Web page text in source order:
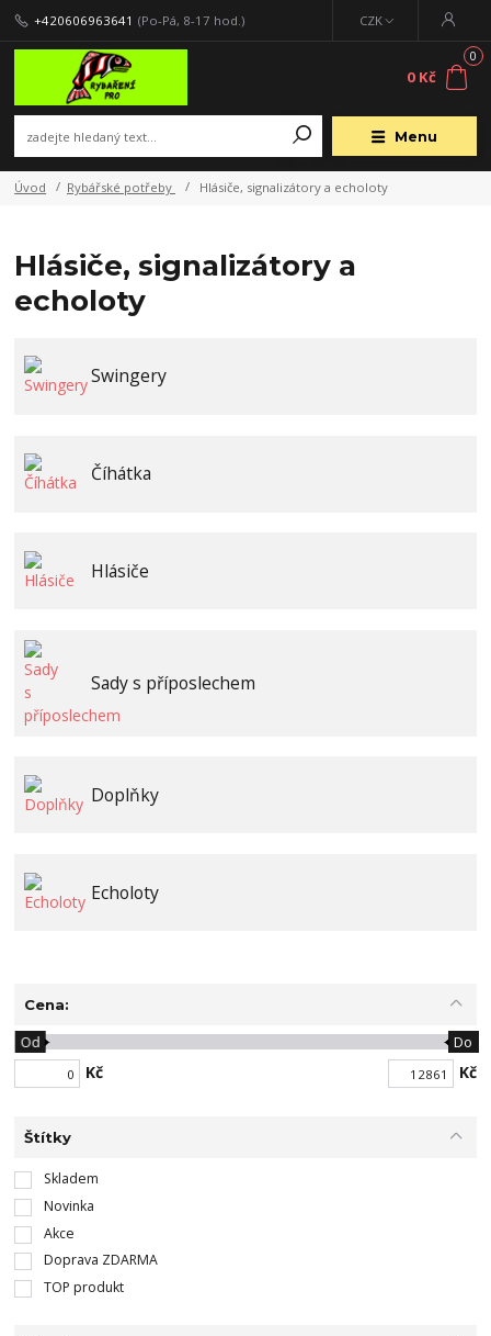
Menu
CZK
+420606963641 (Po-Pá, 8-17 hod.)
0
0 Kč
Úvod Rybářské potřeby Hlásiče, signalizátory a echoloty
Hlásiče, signalizátory a
echoloty
Swingery
Číhátka
Hlásiče
Sady s příposlechem
Doplňky
Echoloty
Cena:
Kč
Od Do
Kč
Štítky
Skladem
Novinka
Akce
Doprava ZDARMA
TOP produkt